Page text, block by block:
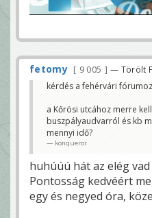
fetomy 9 005 — Törölt
kérdés a fehérvári
a Kőrösi utcához merre
buszpályaudvarról és kb
mennyi idő?
konqueror
huhúúú hát az elég
Pontosság kedvéért
egy és negyed óra,